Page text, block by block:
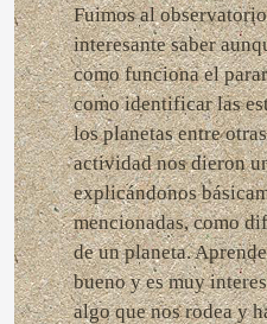
Fuimos al
interesante saber
como funciona el
como identificar las
los planetas entre
actividad nos dieron
explicándonos
mencionadas, como
de un planeta.
bueno y es muy
algo que nos rodea y